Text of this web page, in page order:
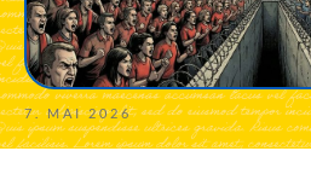
7. MAI 2026